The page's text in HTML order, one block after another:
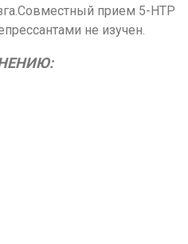
прием 5-HTP
не изучен.